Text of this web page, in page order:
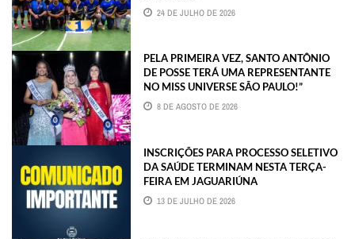
24 DE JULHO DE 2026
PELA PRIMEIRA VEZ, SANTO ANTÔNIO
DE POSSE TERÁ UMA REPRESENTANTE
NO MISS UNIVERSE SÃO PAULO!”
8 DE AGOSTO DE 2026
INSCRIÇÕES PARA PROCESSO SELETIVO
DA SAÚDE TERMINAM NESTA TERÇA-
FEIRA EM JAGUARIÚNA
13 DE JULHO DE 2026